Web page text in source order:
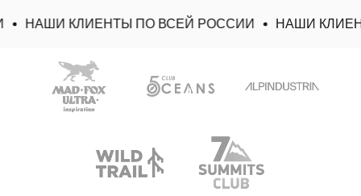
НАШИ КЛИЕНТЫ ПО ВСЕЙ РОССИИ НАШИ